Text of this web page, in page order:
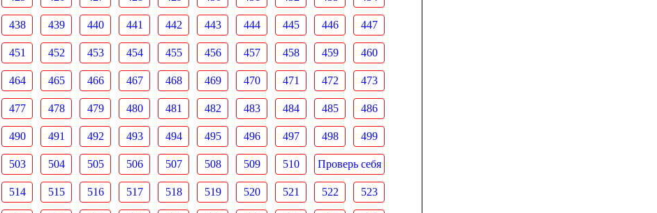
438 439 440 441 442 443 444 445 446 447
451 452 453 454 455 456 457 458 459 460
464 465 466 467 468 469 470 471 472 473
477 478 479 480 481 482 483 484 485 486
490 491 492 493 494 495 496 497 498 499
503 504 505 506 507 508 509 510 Проверь себя
514 515 516 517 518 519 520 521 522 523